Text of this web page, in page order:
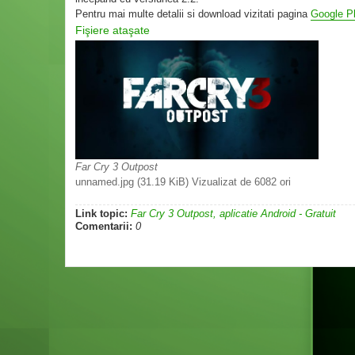
Pentru mai multe detalii si download vizitati pagina Google
Fişiere ataşate
Far Cry 3 Outpost
unnamed.jpg (31.19 KiB) Vizualizat de 6082 ori
Link topic: Far Cry 3 Outpost, aplicatie Android - Gratuit
Comentarii: 0